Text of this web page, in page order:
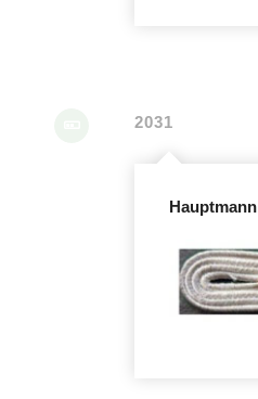
2031
Hauptmann